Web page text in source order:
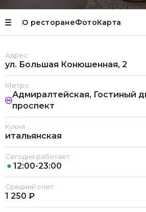
О ресторанеФотоКарта
Адрес:
ул. Большая Конюшенная, 2
Метро:
Адмиралтейская, Гостиный
проспект
Кухня:
итальянская
Сегодня работает:
12:00-23:00
Средний счет:
1 250 ₽